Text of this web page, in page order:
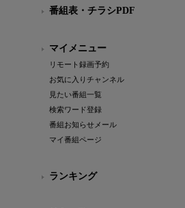
番組表・チラシPDF
マイメニュー
リモート録画予約
お気に入りチャンネル
見たい番組一覧
検索ワード登録
番組お知らせメール
マイ番組ページ
ランキング